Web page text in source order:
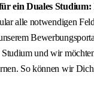
ein Duales Studium:
alle notwendigen
und wir
So können wir